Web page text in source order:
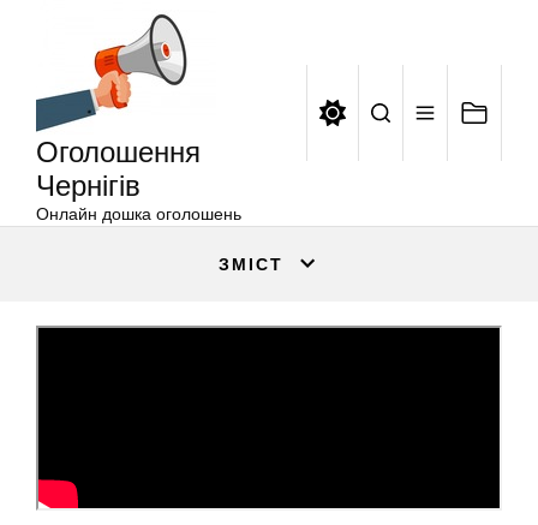
Оголошення
Чернігів
Онлайн дошка оголошень
ЗМІСТ